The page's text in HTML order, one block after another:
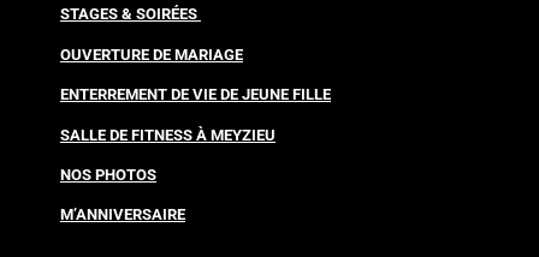
STAGES & SOIRÉES
OUVERTURE DE MARIAGE
ENTERREMENT DE VIE DE JEUNE FILLE
SALLE DE FITNESS À MEYZIEU
NOS PHOTOS
M’ANNIVERSAIRE